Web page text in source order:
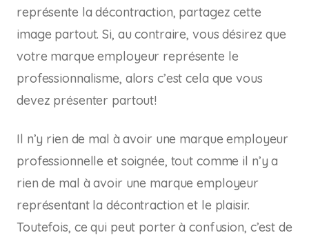
représente la décontraction, partagez cette
image partout. Si, au contraire, vous désirez que
votre marque employeur représente le
professionnalisme, alors c’est cela que vous
devez présenter partout!
Il n’y rien de mal à avoir une marque employeur
professionnelle et soignée, tout comme il n’y a
rien de mal à avoir une marque employeur
représentant la décontraction et le plaisir.
Toutefois, ce qui peut porter à confusion, c’est de